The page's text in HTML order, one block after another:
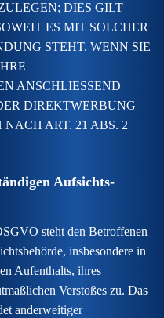
DIES GILT
ES MIT SOLCHER
STEHT. WENN SIE
ANSCHLIESSEND
DIREKTWERBUNG
ART. 21 ABS. 2
Aufsichts­
steht den Betroffenen
insbesondere in
Aufenthalts, ihres
Verstoßes zu. Das
anderweitiger